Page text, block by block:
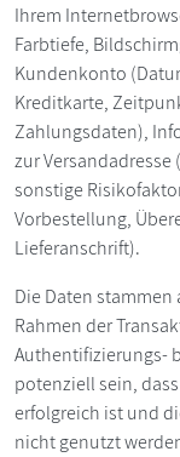
Ihrem
Farbtiefe,
Kundenkonto
Kreditkarte,
Zahlungsdaten),
zur Versandadresse
sonstige
Vorbestellung,
Lieferanschrift).
Die Daten
Rahmen der
Authentifizierungs-
potenziell sein,
erfolgreich ist und
nicht genutzt